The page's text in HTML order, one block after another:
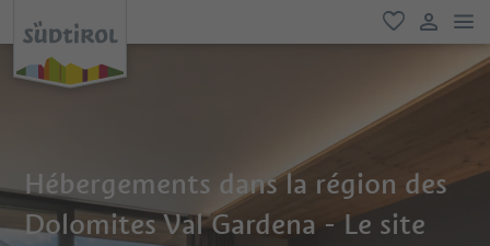
favori
lien
Hébergements dans la région des
Dolomites Val Gardena - Le site